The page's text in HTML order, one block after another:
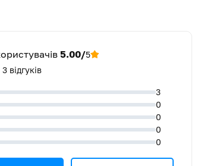
5.00/5
3 відгуків
3
0
0
0
0